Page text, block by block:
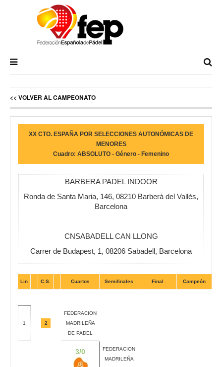
<< VOLVER AL CAMPEONATO
XX CTO. ESPAÑA POR SELECCIONES AUTONÓMICAS DE
MENORES
Cuadro: ABSOLUTO - Género - Femenino
BARBERA PADEL INDOOR
Ronda de Santa Maria, 146, 08210 Barberà del Vallès,
Barcelona
CNSABADELL CAN LLONG
Carrer de Budapest, 1, 08206 Sabadell, Barcelona
Lin C.S. Cuartos Semifinales Final Campeón
1 2
FEDERACION
MADRILEÑA
DE PADEL
3/0
FEDERACION
MADRILEÑA